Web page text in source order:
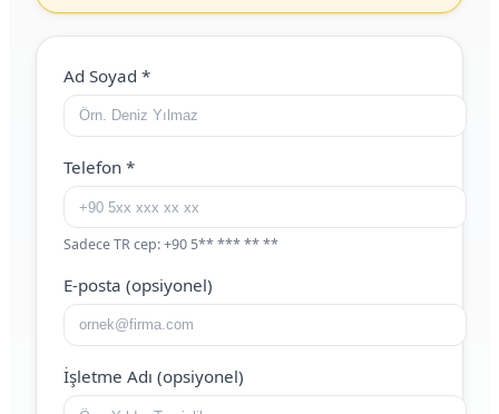
Web Site (boş bırakın)
Ad Soyad *
Telefon *
Sadece TR cep: +90 5** *** ** **
E-posta (opsiyonel)
İşletme Adı (opsiyonel)